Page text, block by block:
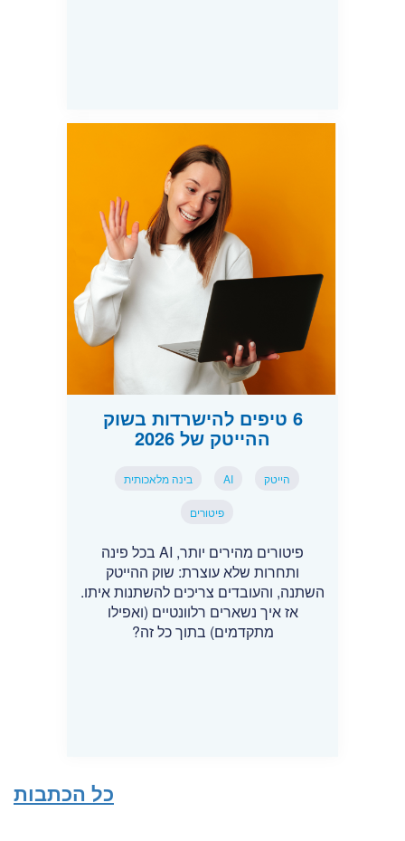
6 טיפים להישרדות בשוק
ההייטק של 2026
הייטק AI בינה מלאכותית
פיטורים
פיטורים מהירים יותר, AI בכל פינה
ותחרות שלא עוצרת: שוק ההייטק
השתנה, והעובדים צריכים להשתנות איתו.
אז איך נשארים רלוונטיים (ואפילו
מתקדמים) בתוך כל זה?
כל הכתבות